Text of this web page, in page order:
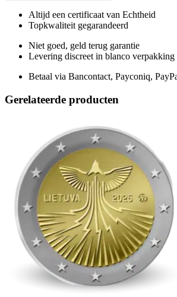
Altijd een certificaat van Echtheid
Topkwaliteit gegarandeerd
Niet goed, geld terug garantie
Levering discreet in blanco verpakking
Betaal via Bancontact, Payconiq,
Gerelateerde producten